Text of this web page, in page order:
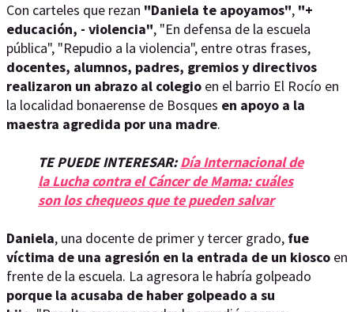
Con carteles que rezan "Daniela te apoyamos", "+
educación, - violencia", "En defensa de la escuela
pública", "Repudio a la violencia", entre otras frases,
docentes, alumnos, padres, gremios y directivos
realizaron un abrazo al colegio en el barrio El Rocío en
la localidad bonaerense de Bosques en apoyo a la
maestra agredida por una madre.
TE PUEDE INTERESAR:Día Internacional de
la Lucha contra el Cáncer de Mama: cuáles
son los chequeos que te pueden salvar
Daniela, una docente de primer y tercer grado, fue
víctima de una agresión en la entrada de un kiosco en
frente de la escuela. La agresora le habría golpeado
porque la acusaba de haber golpeado a su